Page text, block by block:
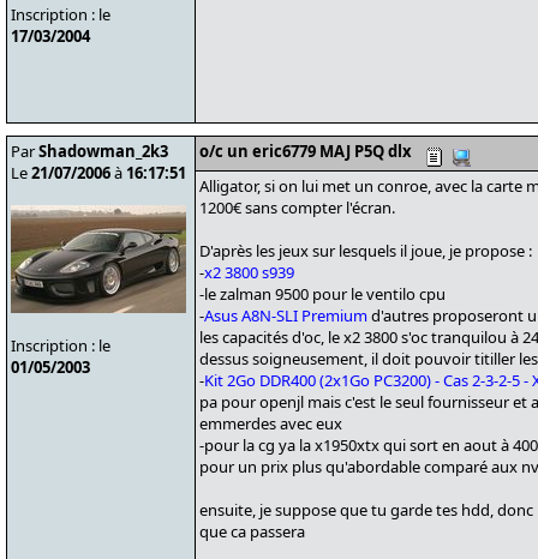
Inscription : le
17/03/2004
ParShadowman_2k3
Le21/07/2006à 16:17:51
Inscription : le
01/05/2003
o/c un eric6779 MAJ P5Q dlx
Alligator, si on lui met un conroe, avec la carte
1200€ sans compter l'écran.
D'après les jeux sur lesquels il joue, je propose :
-x2 3800 s939
-le zalman 9500 pour le ventilo cpu
-Asus A8N-SLI Premiumd'autres proposeront
les capacités d'oc, le x2 3800 s'oc tranquilou à
dessus soigneusement, il doit pouvoir titiller
-Kit 2Go DDR400 (2x1Go PC3200) - Cas 2-3-2-
pa pour openjl mais c'est le seul fournisseur et
emmerdes avec eux
-pour la cg ya la x1950xtx qui sort en aout à
pour un prix plus qu'abordable comparé aux
ensuite, je suppose que tu garde tes hdd,
que ca passera